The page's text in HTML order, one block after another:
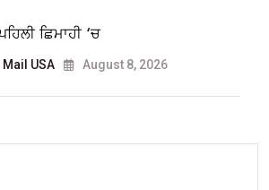
ਛਿਮਾਹੀ ‘ਚ
USA August 8, 2026